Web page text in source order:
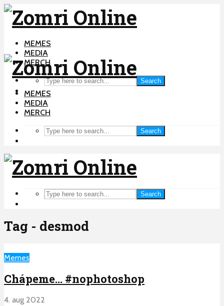
MEMES
MEDIA
MERCH
Search
MEMES
MEDIA
MERCH
Search
Search
Tag - desmod
Memes
Chápeme… #nophotoshop
4. aug 2022